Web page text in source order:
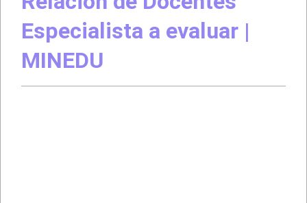
navegación
principalEspecialista a evaluar |
MINEDU